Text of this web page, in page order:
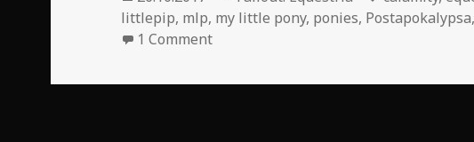
littlepip, mlp, my little pony, ponies, Postapokalypsa,
1 Comment